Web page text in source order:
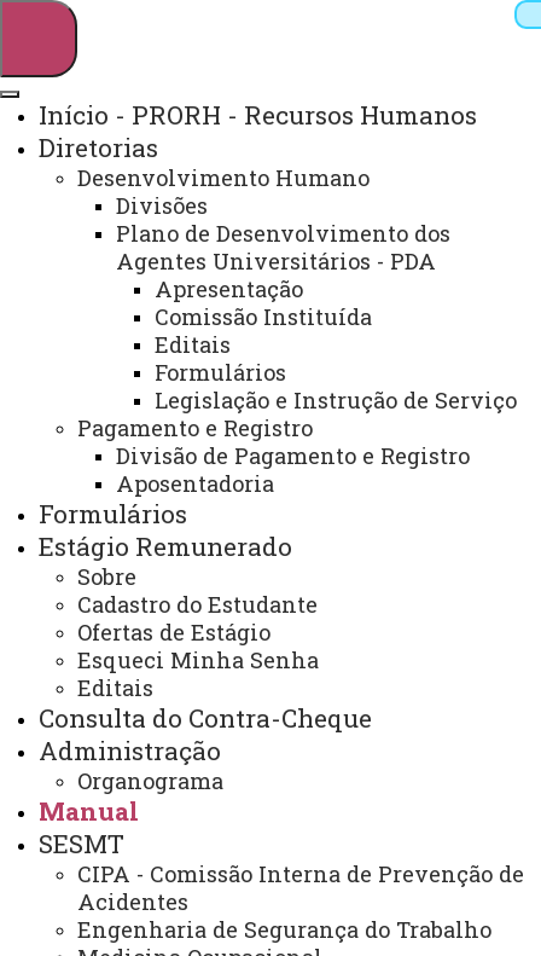
Webmail Sistemas
Telefones
Arquivo Virtual
Campus
Início - PRORH - Recursos Humanos
Diretorias
Desenvolvimento Humano
Divisões
Plano de Desenvolvimento dos
Agentes Universitários - PDA
Apresentação
Comissão Instituída
Editais
Formulários
Legislação e Instrução de Serviço
Pagamento e Registro
Divisão de Pagamento e Registro
Aposentadoria
Formulários
Estágio Remunerado
Sobre
Cadastro do Estudante
Ofertas de Estágio
Esqueci Minha Senha
Editais
Consulta do Contra-Cheque
Administração
Organograma
Manual
SESMT
CIPA - Comissão Interna de Prevenção de
Acidentes
Engenharia de Segurança do Trabalho
Início
Estágio
Remunerado
Legislação
Estadual
Manual
Adicional noturno
Adicional devido aos servidores pela prestação
de serviço no horário compreendido entre 22 (vinte e
duas) horas de um dia e 5 (cinco) horas do dia seguinte,
no percentual de 20% ( vinte por cento) sobre o valor da
hora diurna.
Requisitos básicos:
Prestar serviços no período compreendido entre
22 (vinte e duas) horas de um dia e 5 (cinco) horas do dia